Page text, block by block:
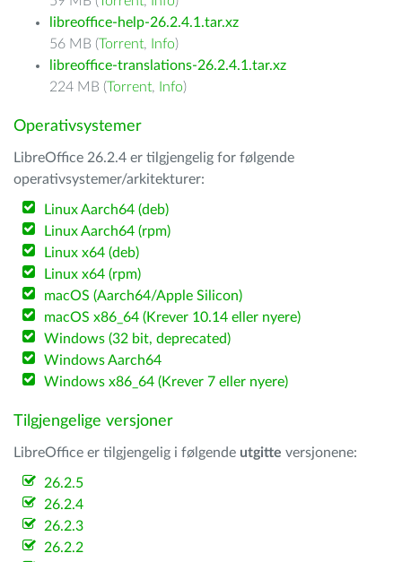
libreoffice-help-26.2.4.1.tar.xz
56 MB (Torrent, Info)
libreoffice-translations-26.2.4.1.tar.xz
224 MB (Torrent, Info)
Operativsystemer
LibreOffice 26.2.4 er tilgjengelig for følgende
operativsystemer/arkitekturer:
Linux Aarch64 (deb)
Linux Aarch64 (rpm)
Linux x64 (deb)
Linux x64 (rpm)
macOS (Aarch64/Apple Silicon)
macOS x86_64 (Krever 10.14 eller nyere)
Windows (32 bit, deprecated)
Windows Aarch64
Windows x86_64 (Krever 7 eller nyere)
Tilgjengelige versjoner
LibreOffice er tilgjengelig i følgende utgitte versjonene:
26.2.5
26.2.4
26.2.3
26.2.2